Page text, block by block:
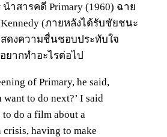
นำสารคดี Primary (1960) ฉาย
(ภายหลังได้รับชัยชนะ
สดงความชื่นชอบประทับใจ
ยากทำอะไรต่อไป
of Primary, he said,
want to do next?’ I said
do a film about a
crisis, having to make